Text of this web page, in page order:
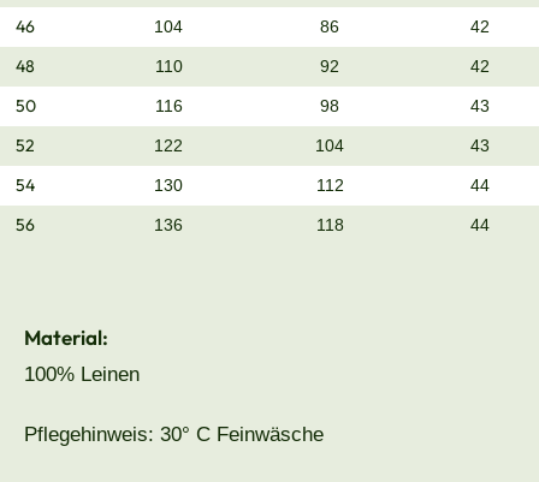
46 104 86 42
48 110 92 42
50 116 98 43
52 122 104 43
54 130 112 44
56 136 118 44
Material:
100% Leinen
Pflegehinweis: 30° C Feinwäsche